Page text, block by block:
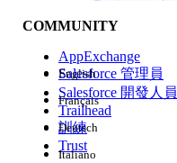
經驗
COMMUNITY
AppExchange
Salesforce 管理員
Salesforce 開發人員
Trailhead
訓練
Trust
English
Français
Deutsch
Italiano